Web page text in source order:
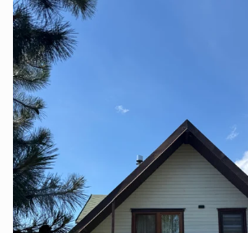
сонця.
Для гостей:
• 3 окремі спальні
• простора вітальня з каміном
• сауна
• повністю обладнана кухня
• велика тераса над водою
• мангальна зона
• власний вихід до води
• парковка для кількох авто
• швидкісний Wi-Fi